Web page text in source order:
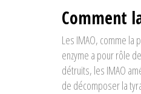
Comment
Les IMAO, comme la
enzyme a pour rôle
détruits, les IMAO
de décomposer la